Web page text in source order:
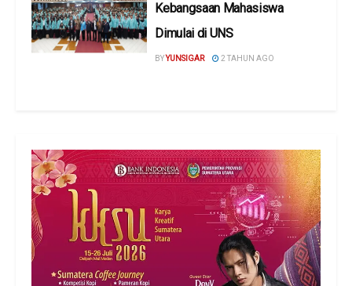
Kebangsaan Mahasiswa
Dimulai di UNS
BYYUNSIGAR 2 TAHUN AGO